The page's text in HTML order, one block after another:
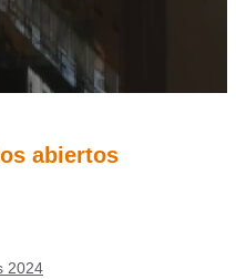
abiertos
2024